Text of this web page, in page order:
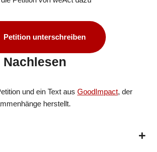
Petition unterschreiben
Nachlesen
und ein Text aus GoodImpact, der
herstellt.
+